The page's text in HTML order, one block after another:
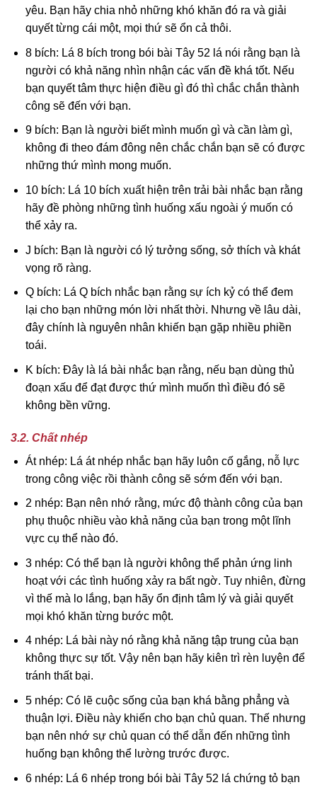
yêu. Bạn hãy chia nhỏ những khó khăn đó ra và giải
quyết từng cái một, mọi thứ sẽ ổn cả thôi.
8 bích: Lá 8 bích trong bói bài Tây 52 lá nói rằng bạn là
người có khả năng nhìn nhận các vấn đề khá tốt. Nếu
bạn quyết tâm thực hiện điều gì đó thì chắc chắn thành
công sẽ đến với bạn.
9 bích: Bạn là người biết mình muốn gì và cần làm gì,
không đi theo đám đông nên chắc chắn bạn sẽ có được
những thứ mình mong muốn.
10 bích: Lá 10 bích xuất hiện trên trải bài nhắc bạn rằng
hãy đề phòng những tình huống xấu ngoài ý muốn có
thể xảy ra.
J bích: Bạn là người có lý tưởng sống, sở thích và khát
vọng rõ ràng.
Q bích: Lá Q bích nhắc bạn rằng sự ích kỷ có thể đem
lại cho bạn những món lời nhất thời. Nhưng về lâu dài,
đây chính là nguyên nhân khiến bạn gặp nhiều phiền
toái.
K bích: Đây là lá bài nhắc bạn rằng, nếu bạn dùng thủ
đoạn xấu để đạt được thứ mình muốn thì điều đó sẽ
không bền vững.
3.2. Chất nhép
Át nhép: Lá át nhép nhắc bạn hãy luôn cố gắng, nỗ lực
trong công việc rồi thành công sẽ sớm đến với bạn.
2 nhép: Bạn nên nhớ rằng, mức độ thành công của bạn
phụ thuộc nhiều vào khả năng của bạn trong một lĩnh
vực cụ thể nào đó.
3 nhép: Có thể bạn là người không thể phản ứng linh
hoạt với các tình huống xảy ra bất ngờ. Tuy nhiên, đừng
vì thế mà lo lắng, bạn hãy ổn định tâm lý và giải quyết
mọi khó khăn từng bước một.
4 nhép: Lá bài này nó rằng khả năng tập trung của bạn
không thực sự tốt. Vậy nên bạn hãy kiên trì rèn luyện để
tránh thất bại.
5 nhép: Có lẽ cuộc sống của bạn khá bằng phẳng và
thuận lợi. Điều này khiến cho bạn chủ quan. Thế nhưng
bạn nên nhớ sự chủ quan có thể dẫn đến những tình
huống bạn không thể lường trước được.
6 nhép: Lá 6 nhép trong bói bài Tây 52 lá chứng tỏ bạn